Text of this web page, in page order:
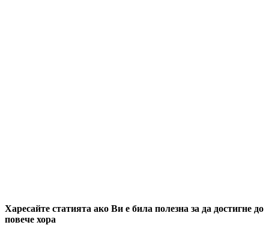
Харесайте статията ако Ви е била полезна за да достигне до
повече хора